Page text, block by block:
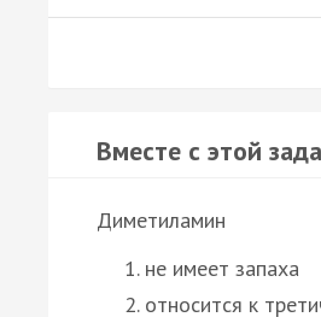
Вместе с этой
Диметиламин
не имеет запаха
относится к